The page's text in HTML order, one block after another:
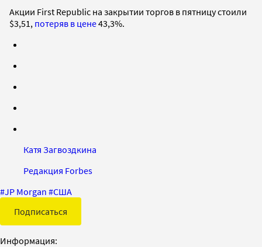
Акции First Republic на закрытии торгов в пятницу стоили
$3,51, потеряв в цене43,3%.
Катя Загвоздкина
Редакция Forbes
#JP Morgan #США
Подписаться
Информация: